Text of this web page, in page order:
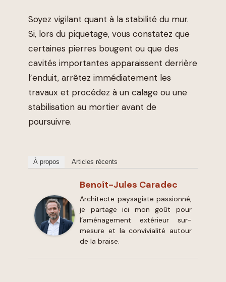
Soyez vigilant quant à la stabilité du mur.
Si, lors du piquetage, vous constatez que
certaines pierres bougent ou que des
cavités importantes apparaissent derrière
l’enduit, arrêtez immédiatement les
travaux et procédez à un calage ou une
stabilisation au mortier avant de
poursuivre.
À propos Articles récents
Benoît-Jules Caradec
Architecte paysagiste passionné,
je partage ici mon goût pour
l’aménagement extérieur sur-
mesure et la convivialité autour
de la braise.